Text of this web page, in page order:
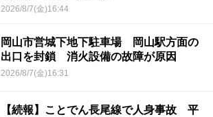
2026/8/7(金)16:44
岡山市営城下地下駐車場 岡山駅方面の
出口を封鎖 消火設備の故障が原因
2026/8/7(金)16:31
【続報】ことでん長尾線で人身事故 平